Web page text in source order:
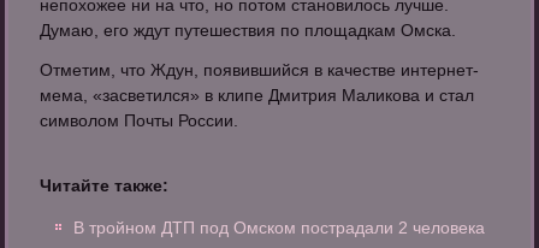
непохожее ни на что, но потом становилось лучше.
Думаю, его ждут путешествия по площадкам Омска.
Отметим, что Ждун, появившийся в качестве интернет-
мема, «засветился» в клипе Дмитрия Маликова и стал
символом Почты России.
Читайте также:
В тройном ДТП под Омском пострадали 2 человека